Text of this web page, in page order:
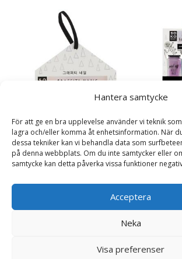
Hantera samtycke
För att ge en bra upplevelse använder vi teknik
lagra och/eller komma åt enhetsinformation. När
dessa tekniker kan vi behandla data som
på denna webbplats. Om du inte samtycker eller
samtycke kan detta påverka vissa funktioner
Acceptera
Neka
Visa preferenser
Grafittinaglar
kr
Läs mera &